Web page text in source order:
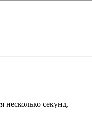
несколько секунд.